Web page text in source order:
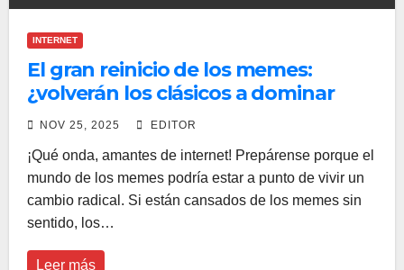
INTERNET
El gran reinicio de los memes:
¿volverán los clásicos a dominar
internet?
NOV 25, 2025 EDITOR
¡Qué onda, amantes de internet! Prepárense porque el
mundo de los memes podría estar a punto de vivir un
cambio radical. Si están cansados de los memes sin
sentido, los…
Leer más